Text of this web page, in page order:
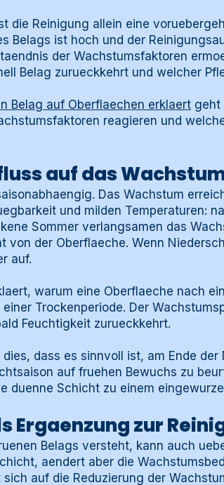
die Reinigung allein eine
Belags ist hoch und der
der Wachstumsfaktoren
Belag zurueckkehrt und welcher
Belag auf Oberflaechen erklaert geht
reagieren und
auf das
Das Wachstum
und milden Temperaturen:
Sommer verlangsamen das
von der Oberflaeche. Wenn
auf.
warum eine Oberflaeche nach
Trockenperiode. Der
Feuchtigkeit zurueckkehrt.
dass es sinnvoll ist, am Ende
auf fruehen Bewuchs zu
duenne Schicht zu einem
Ergaenzung zur
Belags versteht, kann auch
aendert aber die
auf die Reduzierung der